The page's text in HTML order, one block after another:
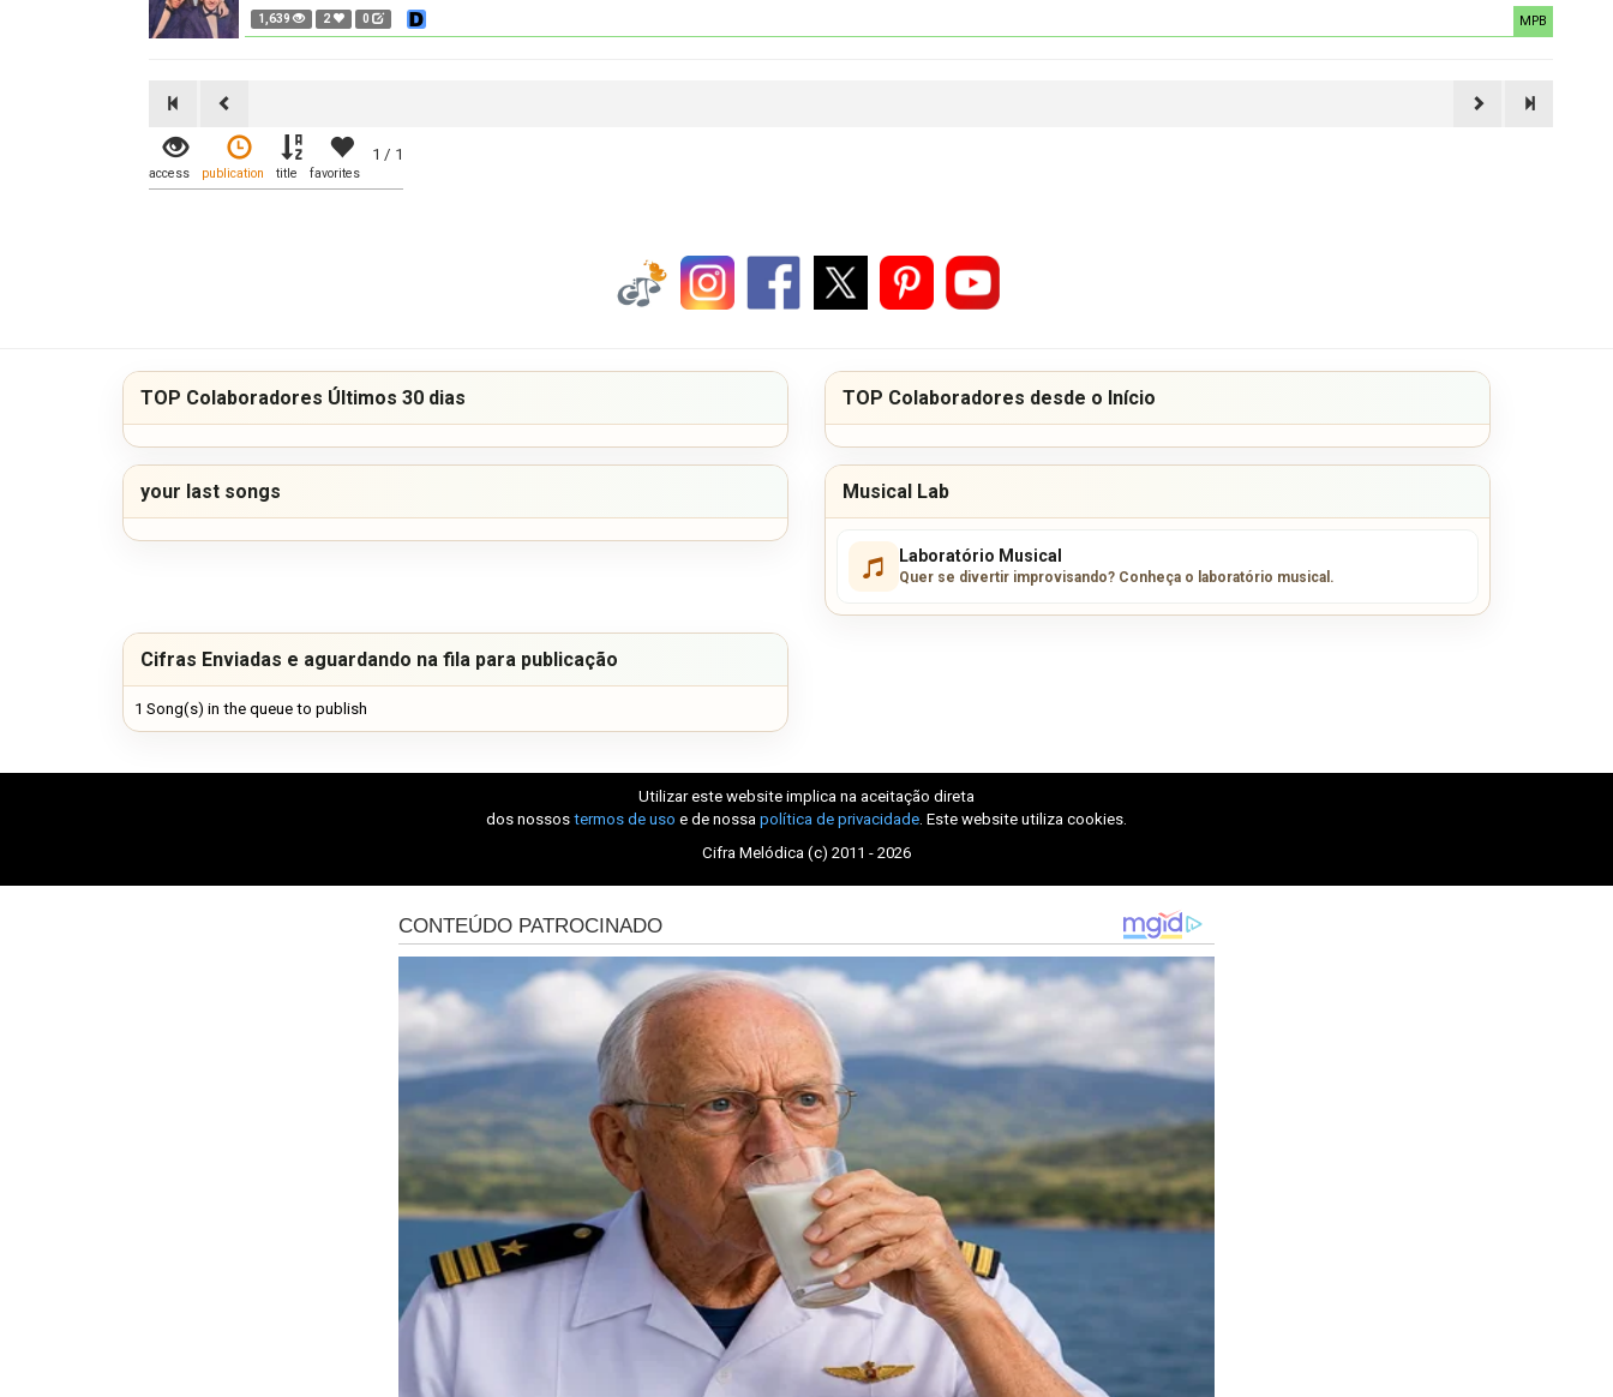
1,639 2 0 MPB
1 / 1
access publication title favorites
TOP Colaboradores Últimos 30 dias TOP Colaboradores desde o Início
your last songs Musical Lab
Laboratório Musical
Quer se divertir improvisando? Conheça o laboratório musical.
Cifras Enviadas e aguardando na fila para publicação
1 Song(s) in the queue to publish
Utilizar este website implica na aceitação direta
dos nossos termos de uso e de nossa política de privacidade. Este website utiliza cookies.
Cifra Melódica (c) 2011 - 2026